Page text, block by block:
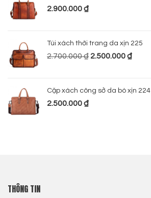
2.900.000₫
Túi xách thời trang da xịn 225
2.700.000₫ 2.500.000₫
Cặp xách công sở da bò xịn 224
2.500.000₫
THÔNG TIN